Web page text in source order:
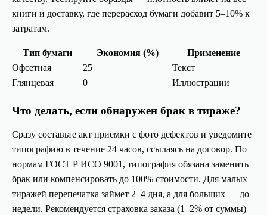
книги и доставку, где перерасход бумаги добавит 5–10% к
затратам.
Тип бумаги Экономия (%)
Применение
Офсетная
25
Текст
Глянцевая
0 Иллюстрации
Что делать, если обнаружен брак в тираже?
Сразу составьте акт приемки с фото дефектов и уведомите
типографию в течение 24 часов, ссылаясь на договор. По
нормам ГОСТ Р ИСО 9001, типография обязана заменить
брак или компенсировать до 100% стоимости. Для малых
тиражей перепечатка займет 2–4 дня, а для больших — до
недели. Рекомендуется страховка заказа (1–2% от суммы)